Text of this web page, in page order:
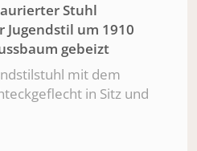
Stuhl
Jugendstil um 1910
gebeizt
mit dem
in Sitz und